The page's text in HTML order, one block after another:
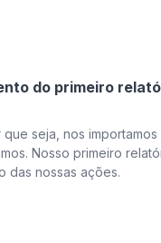
do primeiro
que seja, nos
Nosso primeiro
das nossas ações.